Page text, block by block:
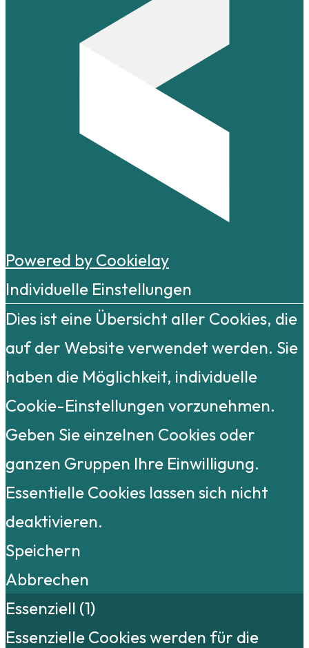
Powered by Cookielay
Individuelle Einstellungen
Dies ist eine Übersicht aller Cookies, die
auf der Website verwendet werden. Sie
haben die Möglichkeit, individuelle
Cookie-Einstellungen vorzunehmen.
Geben Sie einzelnen Cookies oder
ganzen Gruppen Ihre Einwilligung.
Essentielle Cookies lassen sich nicht
deaktivieren.
Speichern
Abbrechen
Essenziell (1)
Essenzielle Cookies werden für die